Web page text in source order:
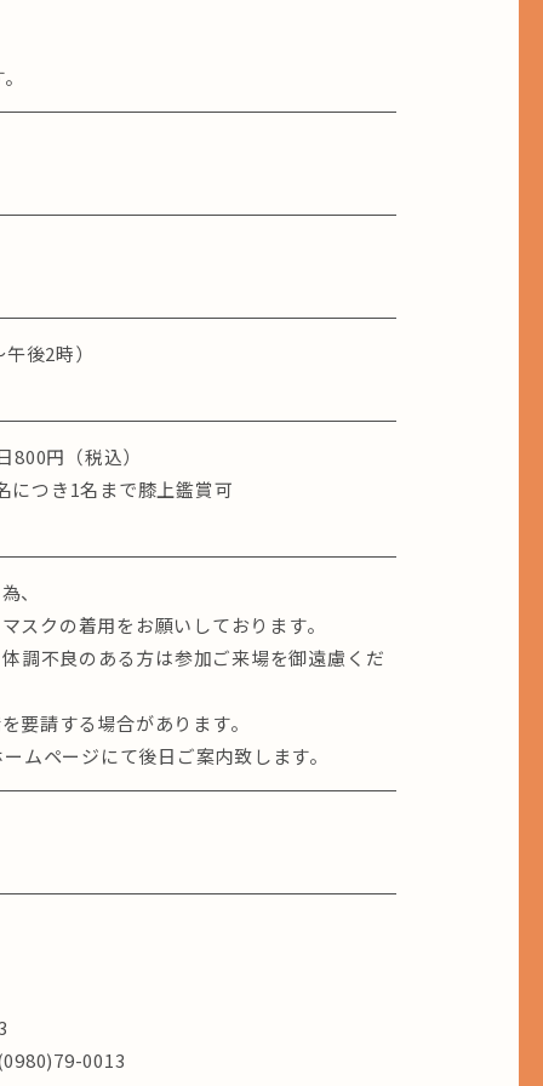
後2時）
円（税込）
につき1名まで膝上鑑賞可
、
スクの着用をお願いしております。
調不良のある方は参加ご来場を御遠慮くだ
要請する場合があります。
ムページにて後日ご案内致します。
0013